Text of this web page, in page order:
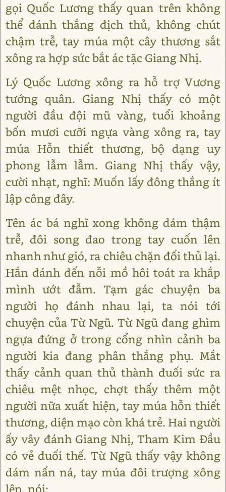
gọi Quốc Lương thấy quan trên không
thể đánh thắng địch thủ, không chút
chậm trễ, tay múa một cây thương sắt
xông ra hợp sức bắt ác tặc Giang Nhị.
Lý Quốc Lương xông ra hỗ trợ Vương
tướng quân. Giang Nhị thấy có một
người đầu đội mũ vàng, tuổi khoảng
bốn mươi cưỡi ngựa vàng xông ra, tay
múa Hỗn thiết thương, bộ dạng uy
phong lẫm lẫm. Giang Nhị thấy vậy,
cười nhạt, nghĩ: Muốn lấy đông thắng ít
lập công đây.
Tên ác bá nghĩ xong không dám thậm
trễ, đôi song đao trong tay cuốn lên
nhanh như gió, ra chiêu chặn đối thủ lại.
Hắn đánh đến nỗi mồ hôi toát ra khắp
mình ướt đẫm. Tạm gác chuyện ba
người họ đánh nhau lại, ta nói tới
chuyện của Từ Ngũ. Từ Ngũ đang ghìm
ngựa đứng ở trong cổng nhìn cảnh ba
người kia đang phân thắng phụ. Mắt
thấy cảnh quan thủ thành đuối sức ra
chiêu mệt nhọc, chợt thấy thêm một
người nữa xuất hiện, tay múa hỗn thiết
thương, diện mạo còn khá trẻ. Hai người
ấy vây đánh Giang Nhị, Tham Kim Đầu
có vẻ đuối thế. Từ Ngũ thấy vậy không
dám nấn ná, tay múa đôi trượng xông
lên, nói: